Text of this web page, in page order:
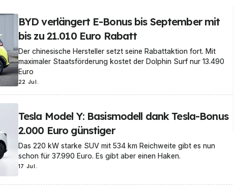
BYD verlängert E-Bonus bis September mit
bis zu 21.010 Euro Rabatt
Der chinesische Hersteller setzt seine Rabattaktion fort. Mit
maximaler Staatsförderung kostet der Dolphin Surf nur 13.490
Euro
22 Jul.
Tesla Model Y: Basismodell dank Tesla-Bonus
2.000 Euro günstiger
Das 220 kW starke SUV mit 534 km Reichweite gibt es nun
schon für 37.990 Euro. Es gibt aber einen Haken.
17 Jul.